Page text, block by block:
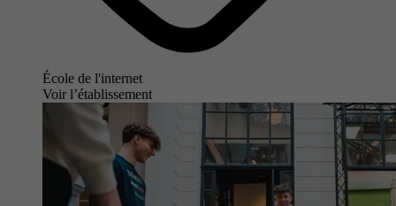
École de l'internet
Voir l’établissement